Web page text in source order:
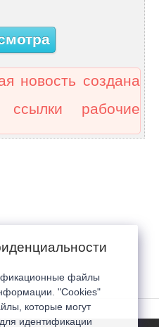
новость создана
ссылки рабочие
файлы
"Cookies"
которые могут
идентификации